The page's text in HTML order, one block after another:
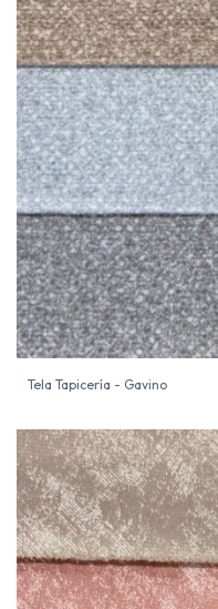
Tela Tapicería - Gavino